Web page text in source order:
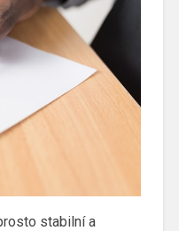
stabilní a